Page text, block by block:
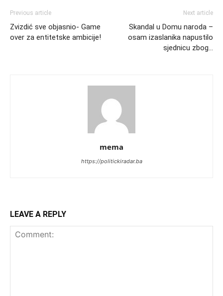
Previous article
Zvizdić sve objasnio- Game
over za entitetske ambicije!
Next article
Skandal u Domu naroda –
osam izaslanika napustilo
sjednicu zbog…
mema
https://politickiradar.ba
LEAVE A REPLY